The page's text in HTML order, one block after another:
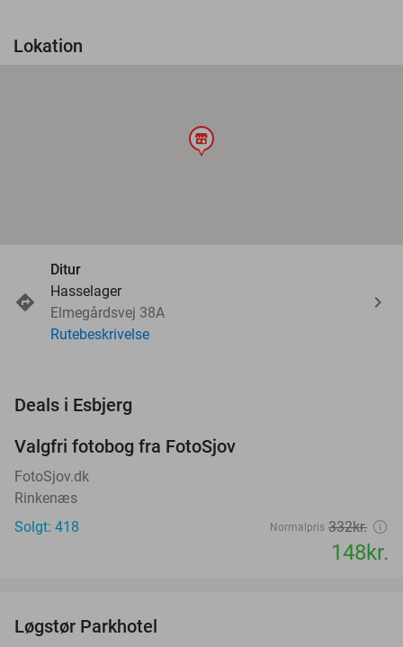
Lokation
store
Ditur
Hasselager
Elmegårdsvej 38A
Rutebeskrivelse
Deals i Esbjerg
Valgfri fotobog fra FotoSjov
FotoSjov.dk
Rinkenæs
Solgt: 418
Normalpris 332kr.
148kr.
Løgstør Parkhotel